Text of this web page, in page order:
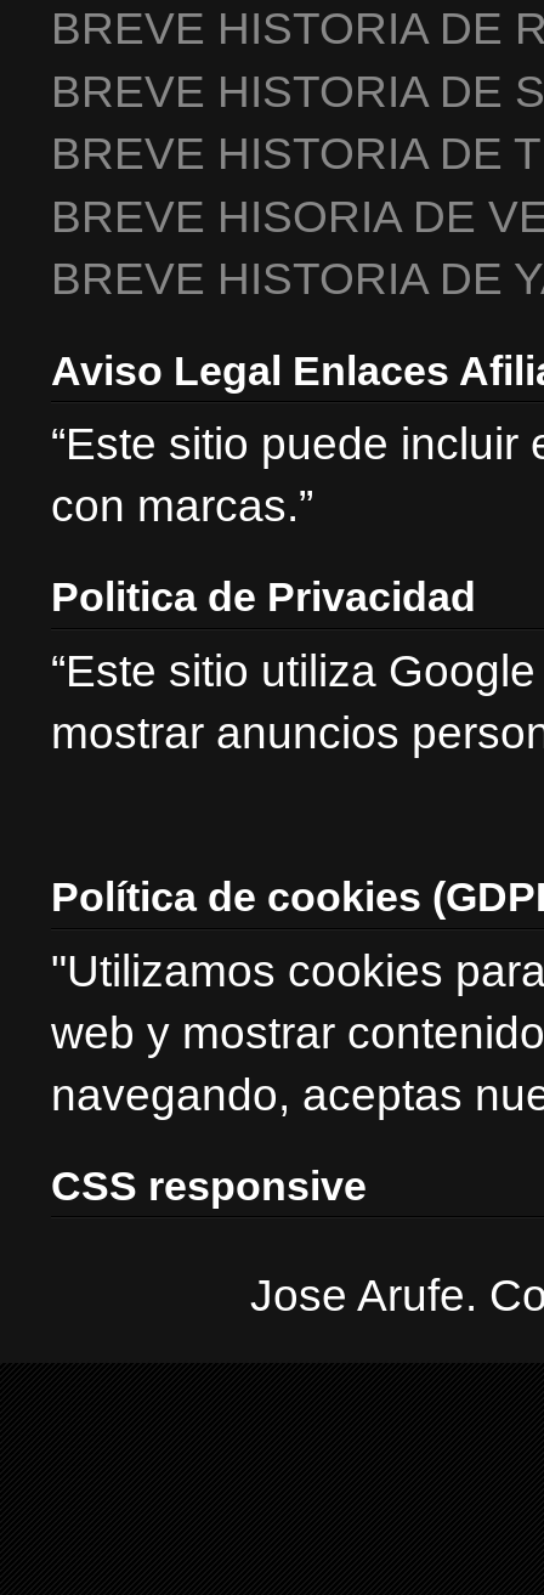
BREVE HISTORIA DE
BREVE HISTORIA DE
BREVE HISTORIA DE
BREVE HISORIA DE
BREVE HISTORIA DE
Aviso Legal Enlaces
“Este sitio puede
con marcas.”
Politica de Privacidad
“Este sitio utiliza
mostrar anuncios
Política de cookies
"Utilizamos cookies
web y mostrar
navegando, aceptas
CSS responsive
Jose Arufe.